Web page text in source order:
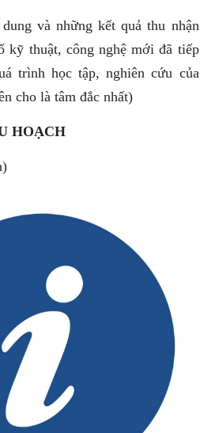
và những kết quả thu nhận
kỹ thuật, công nghệ mới đã tiếp
trình học tập, nghiên cứu của
cho là tâm đắc nhất)
HOẠCH